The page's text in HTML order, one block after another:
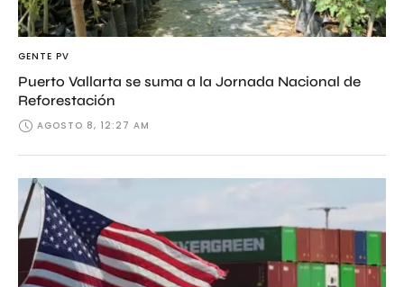
GENTE PV
Puerto Vallarta se suma a la Jornada Nacional de
Reforestación
AGOSTO 8, 12:27 AM